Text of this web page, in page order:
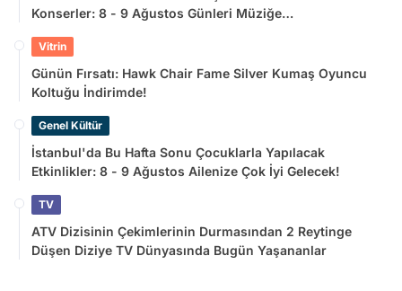
Konserler: 8 - 9 Ağustos Günleri Müziğe
Vitrin
Günün Fırsatı: Hawk Chair Fame Silver Kumaş Oyuncu
Koltuğu İndirimde!
Genel Kültür
İstanbul'da Bu Hafta Sonu Çocuklarla Yapılacak
Etkinlikler: 8 - 9 Ağustos Ailenize Çok İyi Gelecek!
TV
ATV Dizisinin Çekimlerinin Durmasından 2 Reytinge
Düşen Diziye TV Dünyasında Bugün Yaşananlar